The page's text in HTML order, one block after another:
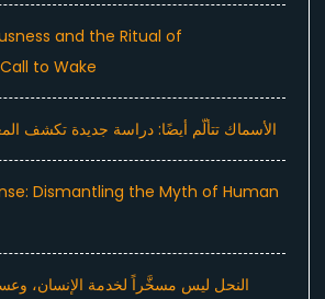
and the Ritual of
to Wake
الأسماك تتألّم أيضًا: دراسة جديدة تكشف
Dismantling the Myth of Human
النحل ليس مسخَّراً لخدمة الإنسان،